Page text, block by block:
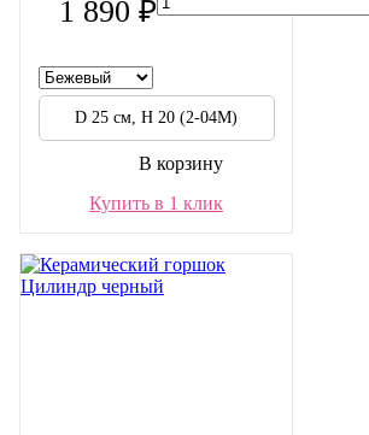
1 890 ₽
D 25 см, H 20 (2-04М)
В корзину
Купить в 1 клик